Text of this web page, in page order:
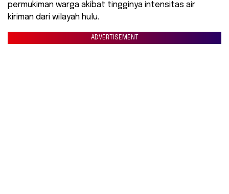
permukiman warga akibat tingginya intensitas air
kiriman dari wilayah hulu.
ADVERTISEMENT